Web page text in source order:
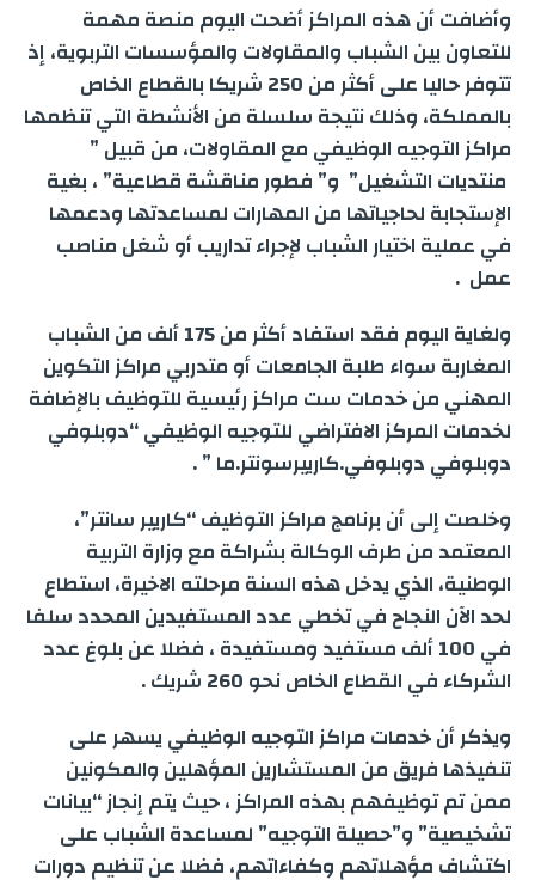
وأضافت أن هذه المراكز أضحت اليوم منصة مهمة
للتعاون بين الشباب والمقاولات والمؤسسات التربوية، إذ
تتوفر حاليا على أكثر من 250 شريكا بالقطاع الخاص
بالمملكة، وذلك نتيجة سلسلة من الأنشطة التي تنظمها
مراكز التوجيه الوظيفي مع المقاولات، من قبيل ”
منتديات التشغيل” و” فطور مناقشة قطاعية” ، بغية
الإستجابة لحاجياتها من المهارات لمساعدتها ودعمها
في عملية اختيار الشباب لإجراء تداريب أو شغل مناصب
عمل .
ولغاية اليوم فقد استفاد أكثر من 175 ألف من الشباب
المغاربة سواء طلبة الجامعات أو متدربي مراكز التكوين
المهني من خدمات ست مراكز رئيسية للتوظيف بالإضافة
لخدمات المركز الافتراضي للتوجيه الوظيفي “دوبلوفي
دوبلوفي دوبلوفي.كارييرسونتر.ما ” .
وخلصت إلى أن برنامج مراكز التوظيف “كاريير سانتر”،
المعتمد من طرف الوكالة بشراكة مع وزارة التربية
الوطنية، الذي يدخل هذه السنة مرحلته الاخيرة، استطاع
لحد الآن النجاح في تخطي عدد المستفيدين المحدد سلفا
في 100 ألف مستفيد ومستفيدة ، فضلا عن بلوغ عدد
الشركاء في القطاع الخاص نحو 260 شريك .
ويذكر أن خدمات مراكز التوجيه الوظيفي يسهر على
تنفيذها فريق من المستشارين المؤهلين والمكونين
ممن تم توظيفهم بهذه المراكز ، حيث يتم إنجاز “بيانات
تشخيصية” و”حصيلة التوجيه” لمساعدة الشباب على
اكتشاف مؤهلاتهم وكفاءاتهم، فضلا عن تنظيم دورات